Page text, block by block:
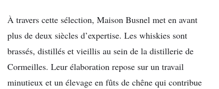
À travers cette sélection, Maison Busnel met en avant
plus de deux siècles d’expertise. Les whiskies sont
brassés, distillés et vieillis au sein de la distillerie de
Cormeilles. Leur élaboration repose sur un travail
minutieux et un élevage en fûts de chêne qui contribue